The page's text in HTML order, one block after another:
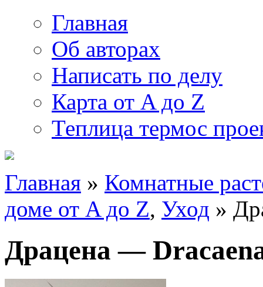
Главная
Об авторах
Написать по делу
Карта от A до Z
Теплица термос
Главная » Комнатные
доме от A до Z, Уход »
Драцена —